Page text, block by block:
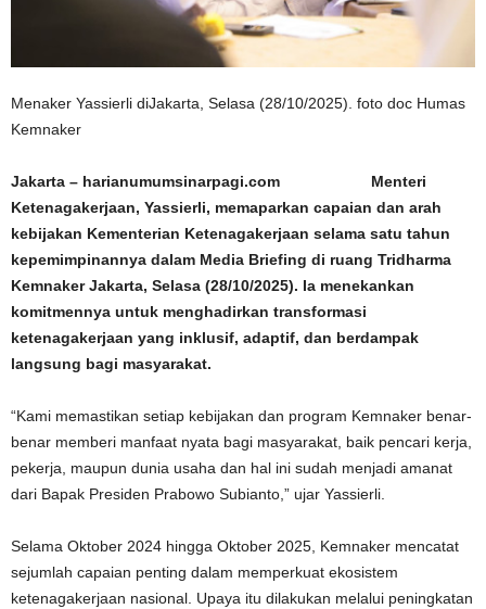
Menaker Yassierli diJakarta, Selasa (28/10/2025). foto doc Humas
Kemnaker
Jakarta – harianumumsinarpagi.com Menteri
Ketenagakerjaan, Yassierli, memaparkan capaian dan arah
kebijakan Kementerian Ketenagakerjaan selama satu tahun
kepemimpinannya dalam Media Briefing di ruang Tridharma
Kemnaker Jakarta, Selasa (28/10/2025). Ia menekankan
komitmennya untuk menghadirkan transformasi
ketenagakerjaan yang inklusif, adaptif, dan berdampak
langsung bagi masyarakat.
“Kami memastikan setiap kebijakan dan program Kemnaker benar-
benar memberi manfaat nyata bagi masyarakat, baik pencari kerja,
pekerja, maupun dunia usaha dan hal ini sudah menjadi amanat
dari Bapak Presiden Prabowo Subianto,” ujar Yassierli.
Selama Oktober 2024 hingga Oktober 2025, Kemnaker mencatat
sejumlah capaian penting dalam memperkuat ekosistem
ketenagakerjaan nasional. Upaya itu dilakukan melalui peningkatan